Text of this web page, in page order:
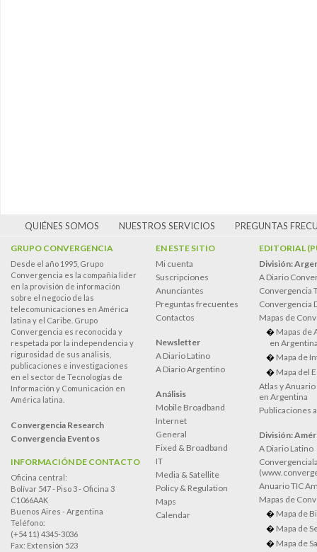
QUIÉNES SOMOS NUESTROS SERVICIOS PREGUNTAS
GRUPO CONVERGENCIA
Desde el año 1995, Grupo
Convergencia es la compañía lider
en la provisión de información
sobre el negocio de las
telecomunicaciones en América
latina y el Caribe. Grupo
Convergencia es reconocida y
respetada por la independencia y
rigurosidad de sus análisis,
publicaciones e investigaciones
en el sector de Tecnologías de
Información y Comunicación en
América latina.
Convergencia Research
Convergencia Eventos
INFORMACIÓN DE CONTACTO
Oficina central:
Bolívar 547 - Piso 3 - Oficina 3
C1066AAK
Buenos Aires - Argentina
Teléfono:
(+54 11) 4345-3036
Fax: Extensión 523
EN ESTE SITIO
Mi cuenta
Suscripciones
Anunciantes
Preguntas frecuentes
Contactos
Newsletter
A Diario Latino
A Diario Argentino
Análisis
Mobile Broadband
Internet
General
Fixed & Broadband
IT
Media & Satellite
Policy & Regulation
Maps
Calendar
EDITORIAL
División:
A Diario
Convergencia
Convergencia
Mapas de
Mapas de
en
Mapa de
Mapa del
Atlas y
en Argentina
Publicaciones
División:
A Diario Latino
Anuario TIC
Mapas de
Mapa de
Mapa de
Mapa de